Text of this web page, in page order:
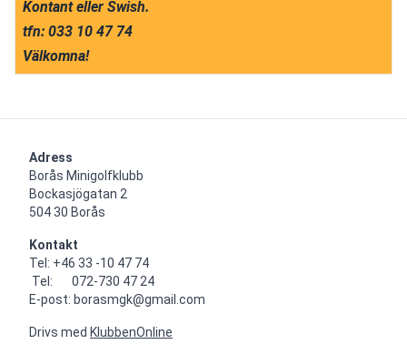
Kontant eller Swish.
tfn: 033 10 47 74
Välkomna!
Adress
Borås Minigolfklubb
Bockasjögatan 2
504 30 Borås
Kontakt
Tel: +46 33 -10 47 74
E-post: borasmgk@gmail.com
Drivs med KlubbenOnline